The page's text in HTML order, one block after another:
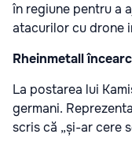
în regiune pentru a
atacurilor cu drone
Rheinmetall
La postarea lui
germani.
scris că „și-ar cere